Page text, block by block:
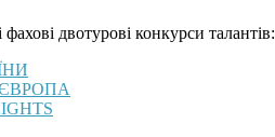
двотурові конкурси талантів:
ЄВРОПА